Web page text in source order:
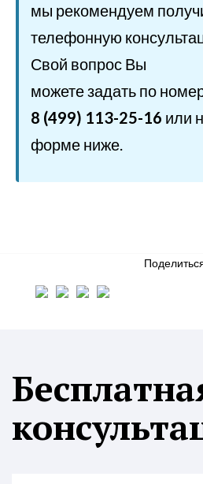
мы рекомендуем
телефонную
Свой вопрос Вы
можете задать по
8 (499) 113-25-16 или
форме ниже.